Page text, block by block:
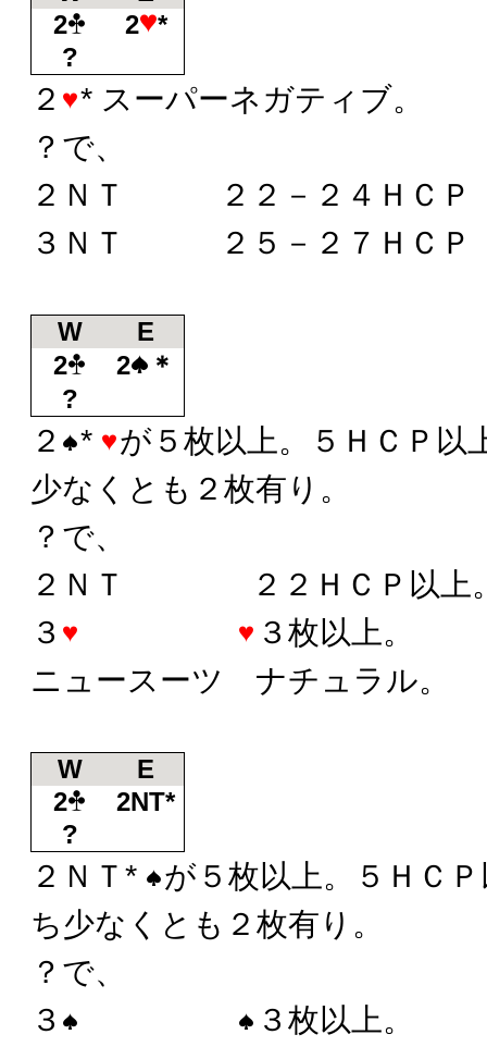
2
2
*
?
２
* スーパーネガティブ。
？で、
２ＮＴ ２２－２４ＨＣＰ
３ＮＴ ２５－２７ＨＣＰ
W
E
2
2
＊
?
２ *
が５枚以上。５ＨＣＰ以
少なくとも２枚有り。
？で、
２ＮＴ ２２ＨＣＰ以上
３
３枚以上。
ニュースーツ ナチュラル。
W
E
2
2NT*
?
２ＮＴ*
が５枚以上。５ＨＣ
ち少なくとも２枚有り。
？で、
３
３枚以上。